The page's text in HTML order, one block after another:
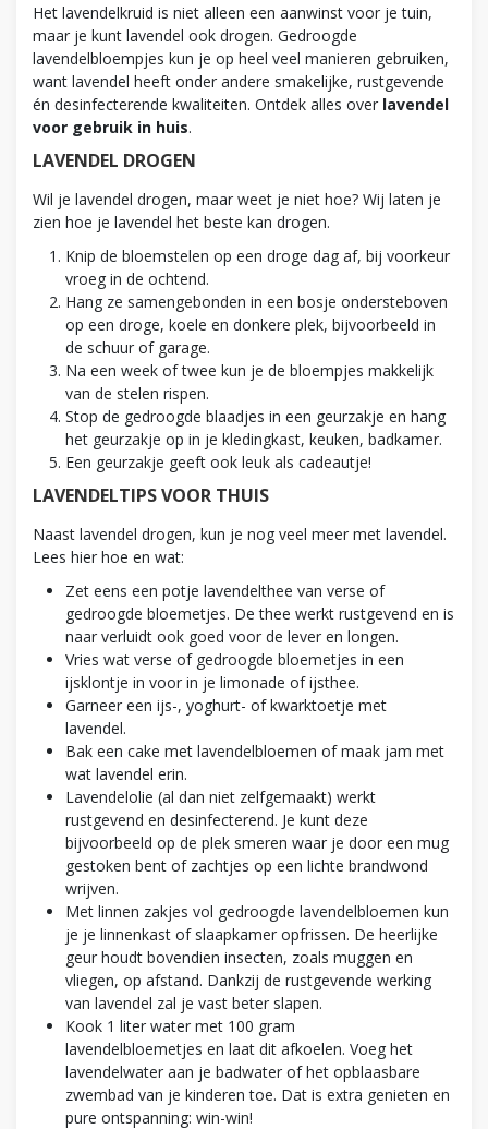
Het lavendelkruid is niet alleen een aanwinst voor je tuin,
maar je kunt lavendel ook drogen. Gedroogde
lavendelbloempjes kun je op heel veel manieren gebruiken,
want lavendel heeft onder andere smakelijke, rustgevende
én desinfecterende kwaliteiten. Ontdek alles over lavendel
voor gebruik in huis.
LAVENDEL DROGEN
Wil je lavendel drogen, maar weet je niet hoe? Wij laten je
zien hoe je lavendel het beste kan drogen.
Knip de bloemstelen op een droge dag af, bij voorkeur
vroeg in de ochtend.
Hang ze samengebonden in een bosje ondersteboven
op een droge, koele en donkere plek, bijvoorbeeld in
de schuur of garage.
Na een week of twee kun je de bloempjes makkelijk
van de stelen rispen.
Stop de gedroogde blaadjes in een geurzakje en hang
het geurzakje op in je kledingkast, keuken, badkamer.
Een geurzakje geeft ook leuk als cadeautje!
LAVENDELTIPS VOOR THUIS
Naast lavendel drogen, kun je nog veel meer met lavendel.
Lees hier hoe en wat:
Zet eens een potje lavendelthee van verse of
gedroogde bloemetjes. De thee werkt rustgevend en is
naar verluidt ook goed voor de lever en longen.
Vries wat verse of gedroogde bloemetjes in een
ijsklontje in voor in je limonade of ijsthee.
Garneer een ijs-, yoghurt- of kwarktoetje met
lavendel.
Bak een cake met lavendelbloemen of maak jam met
wat lavendel erin.
Lavendelolie (al dan niet zelfgemaakt) werkt
rustgevend en desinfecterend. Je kunt deze
bijvoorbeeld op de plek smeren waar je door een mug
gestoken bent of zachtjes op een lichte brandwond
wrijven.
Met linnen zakjes vol gedroogde lavendelbloemen kun
je je linnenkast of slaapkamer opfrissen. De heerlijke
geur houdt bovendien insecten, zoals muggen en
vliegen, op afstand. Dankzij de rustgevende werking
van lavendel zal je vast beter slapen.
Kook 1 liter water met 100 gram
lavendelbloemetjes en laat dit afkoelen. Voeg het
lavendelwater aan je badwater of het opblaasbare
zwembad van je kinderen toe. Dat is extra genieten en
pure ontspanning: win-win!